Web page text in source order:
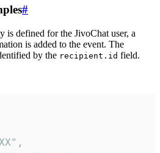
#
is defined for the JivoChat user, a
is added to the event. The
by the recipient.id field.